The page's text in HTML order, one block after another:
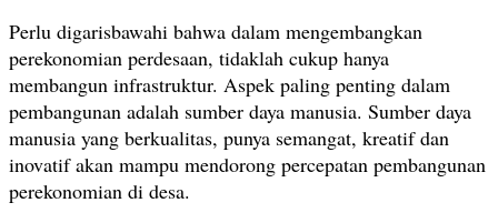
Perlu digarisbawahi bahwa dalam mengembangkan
perekonomian perdesaan, tidaklah cukup hanya
membangun infrastruktur. Aspek paling penting dalam
pembangunan adalah sumber daya manusia. Sumber daya
manusia yang berkualitas, punya semangat, kreatif dan
inovatif akan mampu mendorong percepatan pembangunan
perekonomian di desa.